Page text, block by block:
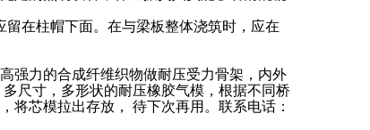
在柱帽下面。在与梁板整体浇筑时，应在
强力的合成纤维织物做耐压受力骨架，内外
尺寸，多形状的耐压橡胶气模，根据不同桥
将芯模拉出存放， 待下次再用。联系电话：